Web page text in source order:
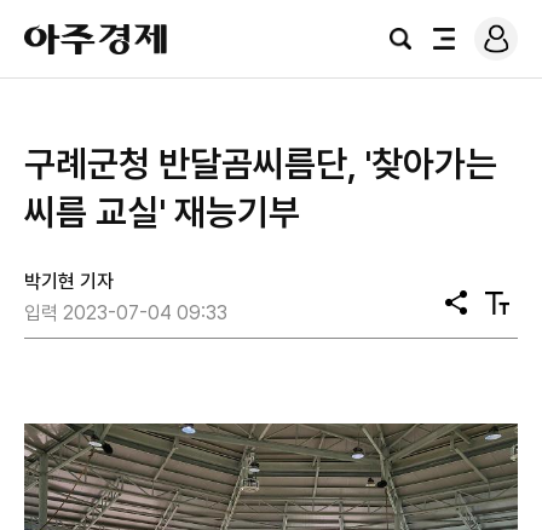
아
주
경
검
전
로
그
구례군청 반달곰씨름단, '찾아가는
씨름 교실' 재능기부
박기현 기자
입력 2023-07-04 09:33
공
유
텍
스